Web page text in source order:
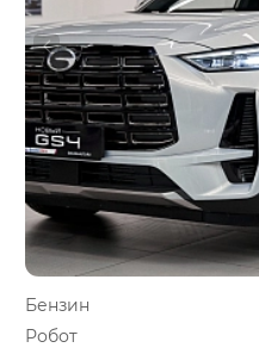
Бензин
Робот